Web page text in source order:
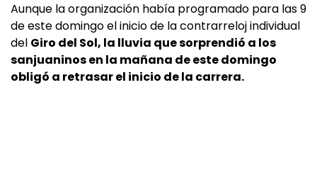
Aunque la organización había programado para las 9
de este domingo el inicio de la contrarreloj individual
del Giro del Sol, la lluvia que sorprendió a los
sanjuaninos en la mañana de este domingo
obligó a retrasar el inicio de la carrera.